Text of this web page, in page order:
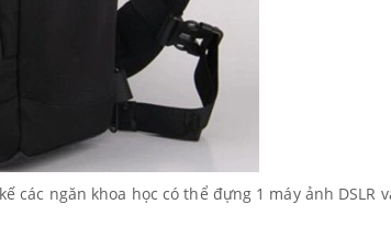
các ngăn khoa học có thể đựng 1 máy ảnh DSLR